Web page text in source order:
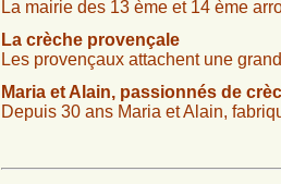
La mairie des 13 ème et 14 ème
La crèche provençale
Les provençaux attachent une
Maria et Alain, passionnés de
Depuis 30 ans Maria et Alain,